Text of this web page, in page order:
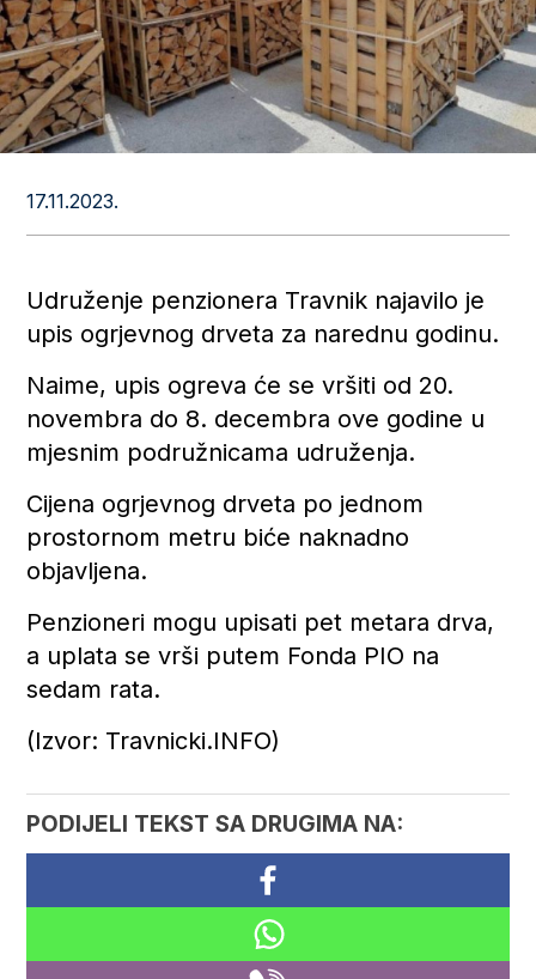
17.11.2023.
Udruženje penzionera Travnik najavilo je
upis ogrjevnog drveta za narednu godinu.
Naime, upis ogreva će se vršiti od 20.
novembra do 8. decembra ove godine u
mjesnim podružnicama udruženja.
Cijena ogrjevnog drveta po jednom
prostornom metru biće naknadno
objavljena.
Penzioneri mogu upisati pet metara drva,
a uplata se vrši putem Fonda PIO na
sedam rata.
(Izvor: Travnicki.INFO)
PODIJELI TEKST SA DRUGIMA NA: